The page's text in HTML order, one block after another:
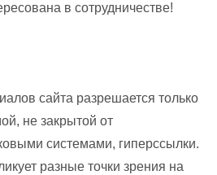
в сотрудничестве!
сайта разрешается только
не закрытой от
системами, гиперссылки.
разные точки зрения на